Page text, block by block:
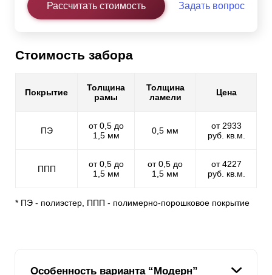
Рассчитать стоимость Задать вопрос
Стоимость забора
Покрытие
Толщина
рамы
Толщина
ламели
Цена
ПЭ
от 0,5 до
1,5 мм
0,5 мм
от 2933
руб. кв.м.
ППП
от 0,5 до
1,5 мм
от 0,5 до
1,5 мм
от 4227
руб. кв.м.
* ПЭ - полиэстер, ППП - полимерно-порошковое покрытие
Особенность варианта “Модерн”